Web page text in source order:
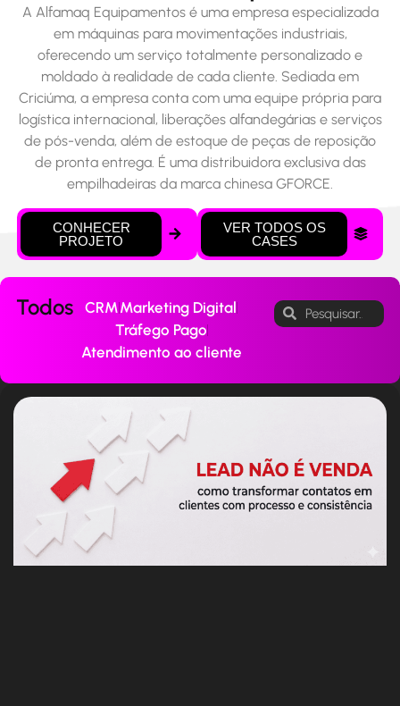
A Alfamaq Equipamentos é uma empresa especializada
em máquinas para movimentações industriais,
oferecendo um serviço totalmente personalizado e
moldado à realidade de cada cliente. Sediada em
Criciúma, a empresa conta com uma equipe própria para
logística internacional, liberações alfandegárias e serviços
de pós-venda, além de estoque de peças de reposição
de pronta entrega. É uma distribuidora exclusiva das
empilhadeiras da marca chinesa GFORCE.
CONHECER
PROJETO
VER TODOS OS
CASES
Todos CRMMarketing Digital
Tráfego Pago
Atendimento ao cliente